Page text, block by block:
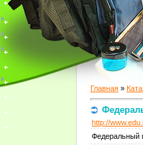
Главная »
http://
Федеральный